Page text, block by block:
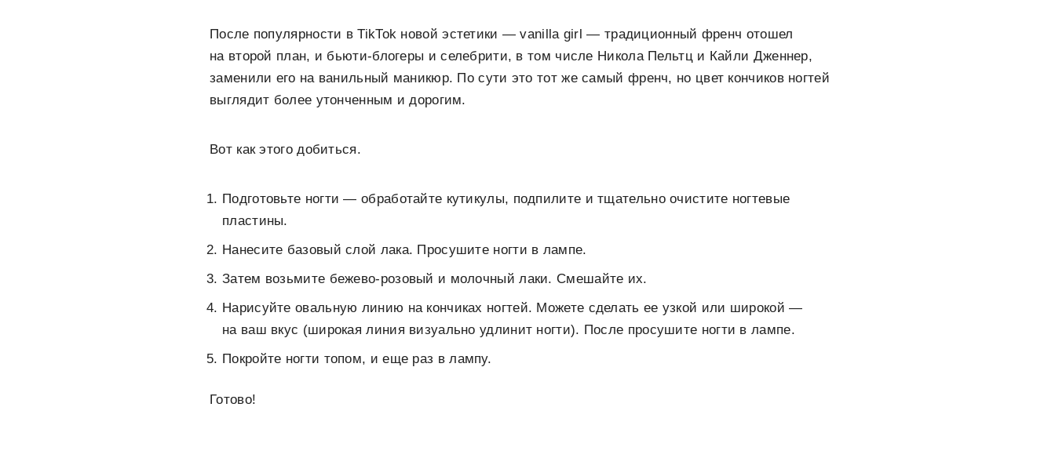
После популярности в TikTok новой эстетики — vanilla girl — традиционный френч отошел
на второй план, и бьюти-блогеры и селебрити, в том числе Никола Пельтц и Кайли Дженнер,
заменили его на ванильный маникюр. По сути это тот же самый френч, но цвет кончиков ногтей
выглядит более утонченным и дорогим.
Вот как этого добиться.
Подготовьте ногти — обработайте кутикулы, подпилите и тщательно очистите ногтевые
пластины.
Нанесите базовый слой лака. Просушите ногти в лампе.
Затем возьмите бежево-розовый и молочный лаки. Смешайте их.
Нарисуйте овальную линию на кончиках ногтей. Можете сделать ее узкой или широкой —
на ваш вкус (широкая линия визуально удлинит ногти). После просушите ногти в лампе.
Покройте ногти топом, и еще раз в лампу.
Готово!